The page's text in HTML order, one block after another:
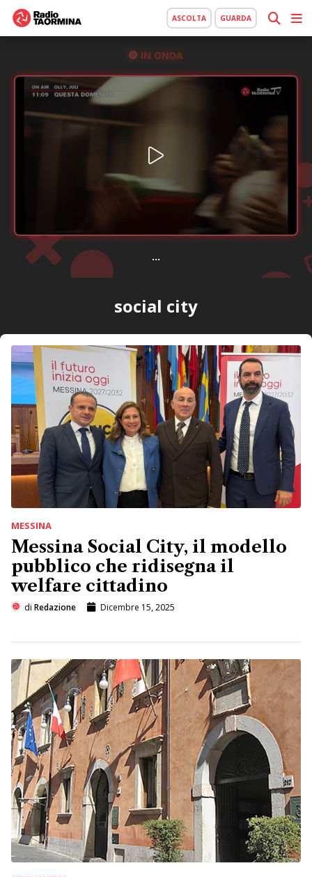
ASCOLTA GUARDA
IN ONDA
...
social city
MESSINA
Messina Social City, il modello
pubblico che ridisegna il
welfare cittadino
di Redazione Dicembre 15, 2025